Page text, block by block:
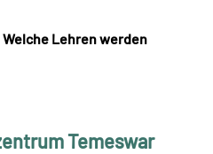
Lehren werden
Temeswar